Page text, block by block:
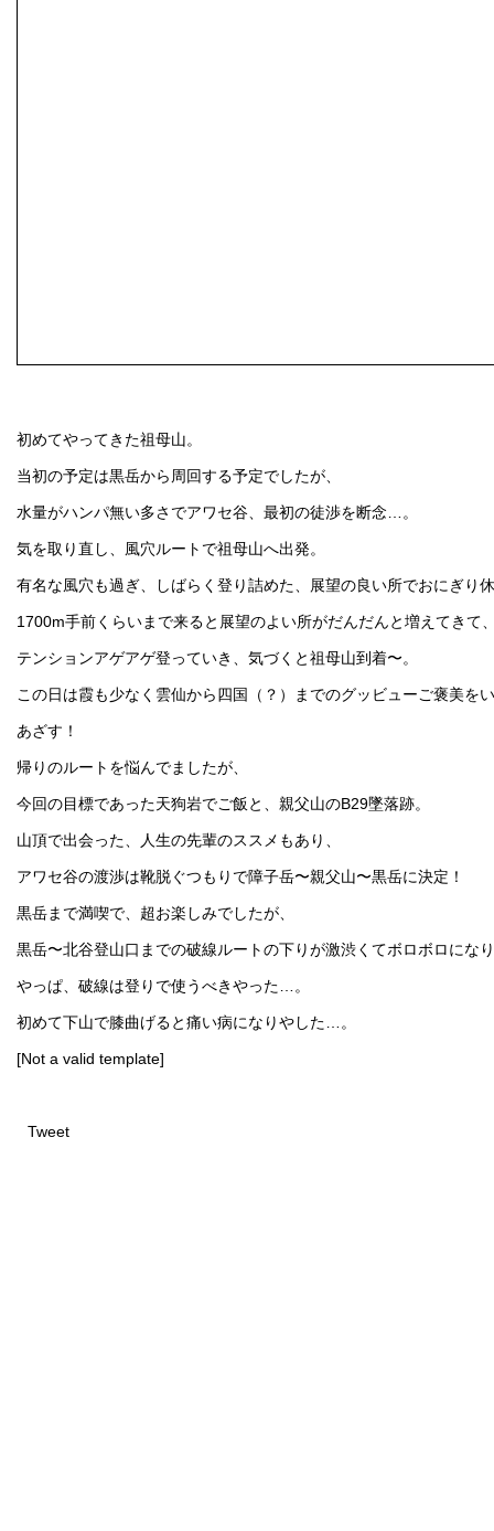
初めてやってきた祖母山。
当初の予定は黒岳から周回する予定でしたが、
水量がハンパ無い多さでアワセ谷、最初の徒渉を断念…。
気を取り直し、風穴ルートで祖母山へ出発。
有名な風穴も過ぎ、しばらく登り詰めた、展望の良い所でおにぎり
1700m手前くらいまで来ると展望のよい所がだんだんと増えてきて
テンションアゲアゲ登っていき、気づくと祖母山到着〜。
この日は霞も少なく雲仙から四国（？）までのグッビューご褒美を
あざす！
帰りのルートを悩んでましたが、
今回の目標であった天狗岩でご飯と、親父山のB29墜落跡。
山頂で出会った、人生の先輩のススメもあり、
アワセ谷の渡渉は靴脱ぐつもりで障子岳〜親父山〜黒岳に決定！
黒岳まで満喫で、超お楽しみでしたが、
黒岳〜北谷登山口までの破線ルートの下りが激渋くてボロボロにな
やっぱ、破線は登りで使うべきやった…。
初めて下山で膝曲げると痛い病になりやした…。
[Not a valid template]
Tweet